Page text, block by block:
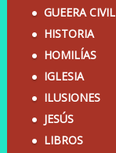
GUEERA CIVIL
HISTORIA
HOMILÍAS
IGLESIA
ILUSIONES
JESÚS
LIBROS